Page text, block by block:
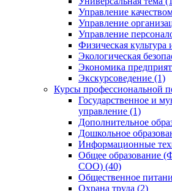
Управление
Управление
Управление
Физическая культура
Экологическая
Экономика
Экскурсоведение (1)
Курсы профессиональной
Государственное и
управление (1)
Дополнительное
Дошкольное
Информационные
Общее
СОО) (40)
Общественное
Охрана труда (2)